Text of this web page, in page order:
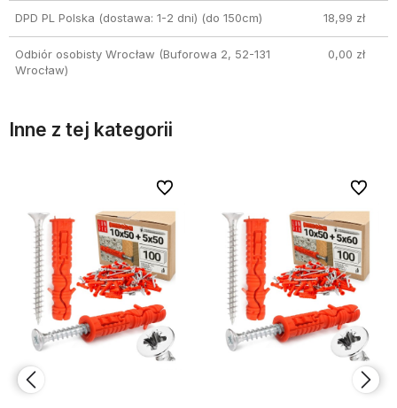
DPD PL Polska (dostawa: 1-2 dni) (do 150cm) 18,99 zł
Odbiór osobisty Wrocław (Buforowa 2, 52-131
Wrocław)
0,00 zł
Inne z tej kategorii
Do ulubionych
Do ulubionych Do
Do